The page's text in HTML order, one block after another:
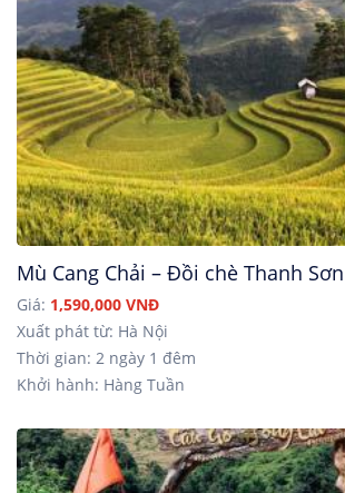
Mù Cang Chải – Đồi chè Thanh
Giá: 1,590,000 VNĐ
Xuất phát từ: Hà Nội
Thời gian: 2 ngày 1 đêm
Khởi hành: Hàng Tuần